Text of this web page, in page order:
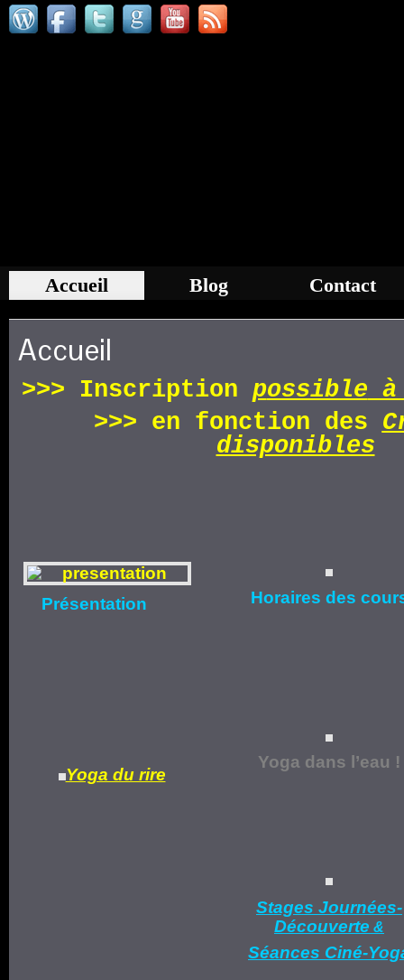
Accueil Blog Contact
Accueil
>>> Inscription possible à
>>> en fonction des
disponibles
Présentation Horaires des
Yoga du rire
Yoga dans l’eau !
Stages Journées-
Découverte &
Séances Ciné-